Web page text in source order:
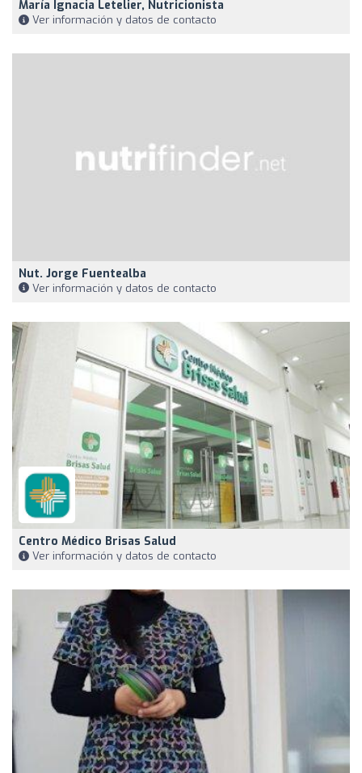
María Ignacia Letelier, Nutricionista
Ver información y datos de contacto
Nut. Jorge Fuentealba
Ver información y datos de contacto
Centro Médico Brisas Salud
Ver información y datos de contacto